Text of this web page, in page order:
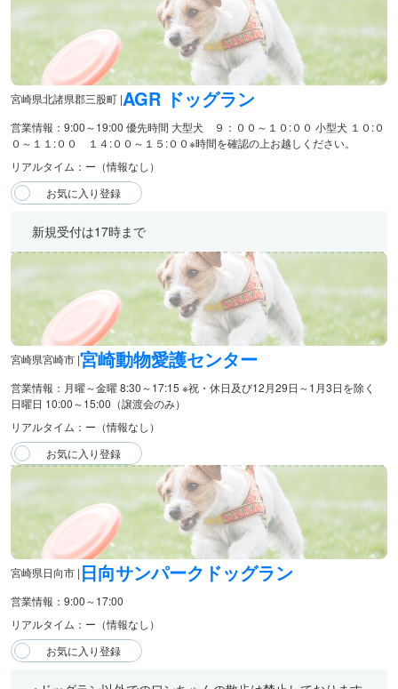
宮崎県北諸県郡三股町 |AGR ドッグラン
営業情報：9:00～19:00 優先時間 大型犬 ９：００～１０:００ 小型犬 １０:０
０～１１:００ １４:００～１５:００ ​※時間を確認の上お越しください。
リアルタイム：ー（情報なし）
新規受付は17時まで
宮崎県宮崎市 |宮崎動物愛護センター
営業情報：月曜～金曜 8:30～17:15 ※祝・休日及び12月29日～1月3日を除く
日曜日 10:00～15:00（譲渡会のみ）
リアルタイム：ー（情報なし）
宮崎県日向市 | 日向サンパークドッグラン
営業情報：9:00～17:00
リアルタイム：ー（情報なし）